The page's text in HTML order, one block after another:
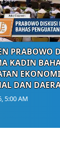
PRABOWO
KADIN
EKONOMI
DAN
5:00 AM